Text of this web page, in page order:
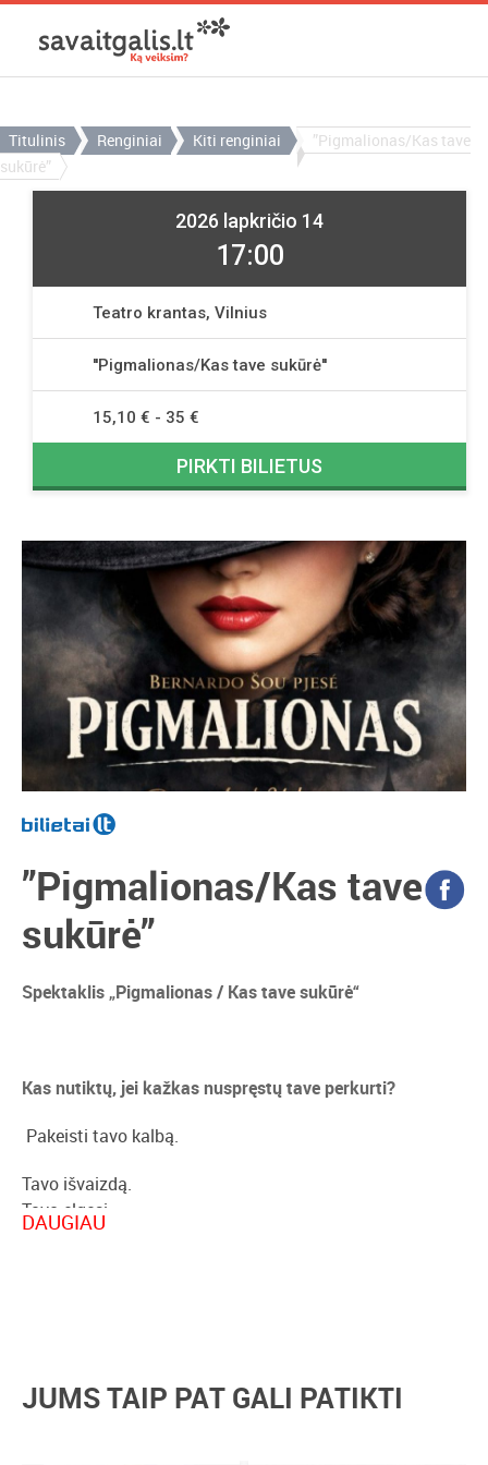
Titulinis Renginiai Kiti renginiai
”Pigmalionas/Kas tave
sukūrė”
”Pigmalionas/Kas tave
sukūrė”
Spektaklis „Pigmalionas / Kas tave sukūrė“
Kas nutiktų, jei kažkas nuspręstų tave perkurti?
Pakeisti tavo kalbą.
Tavo išvaizdą.
Tavo elgesį.
Ir įrodyti, kad gali tapti visiškai kitu žmogumi.
Du aristokratai pradeda pavojingą žaidimą: sukurti
„tobulą“ moterį iš naujo.
DAUGIAU
JUMS TAIP PAT GALI PATIKTI
2026 lapkričio 14
17:00
Teatro krantas, Vilnius
''Pigmalionas/Kas tave sukūrė''
15,10 € - 35 €
PIRKTI BILIETUS